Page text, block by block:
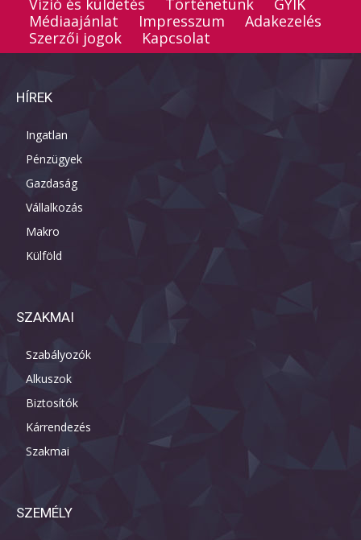
Médiaajánlat
Impresszum
Adakezelés
Szerzői jogok
Kapcsolat
HÍREK
Ingatlan
Pénzügyek
Gazdaság
Vállalkozás
Makro
Külföld
SZAKMAI
Szabályozók
Alkuszok
Biztosítók
Kárrendezés
Szakmai
SZEMÉLY